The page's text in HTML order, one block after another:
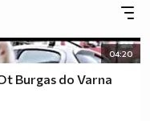
04:20
Burgas do Varna